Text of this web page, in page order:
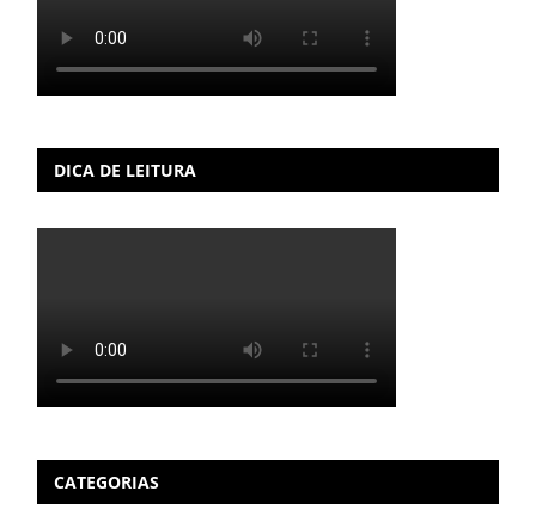
DICA DE LEITURA
CATEGORIAS